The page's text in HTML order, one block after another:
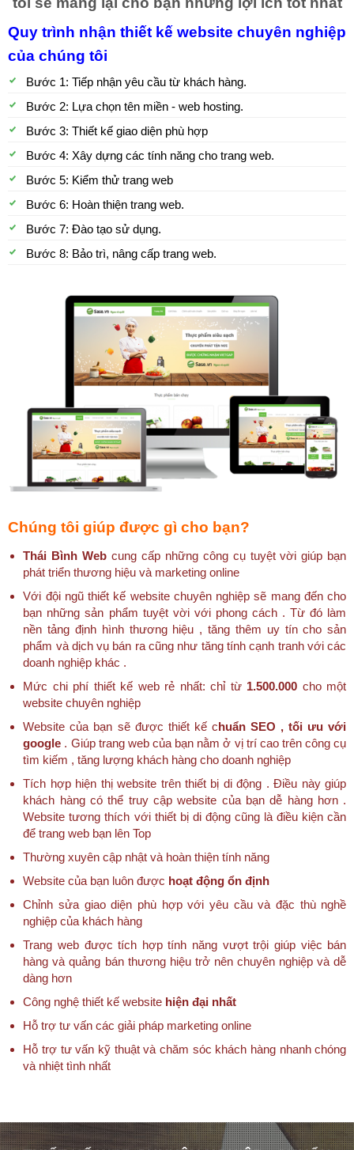
Quy trình nhận thiết kế website chuyên nghiệp
của chúng tôi
Bước 1: Tiếp nhận yêu cầu từ khách hàng.
Bước 2: Lựa chọn tên miền - web hosting.
Bước 3: Thiết kế giao diện phù hợp
Bước 4: Xây dựng các tính năng cho trang web.
Bước 5: Kiểm thử trang web
Bước 6: Hoàn thiện trang web.
Bước 7: Đào tạo sử dụng.
Bước 8: Bảo trì, nâng cấp trang web.
Chúng tôi giúp được gì cho bạn?
Thái Bình Web cung cấp những công cụ tuyệt vời giúp bạn
phát triển thương hiệu và marketing online
Với đội ngũ thiết kế website chuyên nghiệp sẽ mang đến cho
bạn những sản phẩm tuyệt vời với phong cách . Từ đó làm
nền tảng định hình thương hiệu , tăng thêm uy tín cho sản
phẩm và dịch vụ bán ra cũng như tăng tính cạnh tranh với các
doanh nghiệp khác .
Mức chi phí thiết kế web rẻ nhất: chỉ từ 1.500.000 cho một
website chuyên nghiệp
Website của bạn sẽ được thiết kế chuẩn SEO , tối ưu với
google . Giúp trang web của bạn nằm ở vị trí cao trên công cụ
tìm kiếm , tăng lượng khách hàng cho doanh nghiệp
Tích hợp hiện thị website trên thiết bị di động . Điều này giúp
khách hàng có thể truy cập website của bạn dễ hàng hơn .
Website tương thích với thiết bị di động cũng là điều kiện cần
để trang web bạn lên Top
Thường xuyên cập nhật và hoàn thiện tính năng
Website của bạn luôn được hoạt động ổn định
Chỉnh sửa giao diện phù hợp với yêu cầu và đặc thù nghề
nghiệp của khách hàng
Trang web được tích hợp tính năng vượt trội giúp việc bán
hàng và quảng bán thương hiệu trở nên chuyên nghiệp và dễ
dàng hơn
Công nghệ thiết kế website hiện đại nhất
Hỗ trợ tư vấn các giải pháp marketing online
Hỗ trợ tư vấn kỹ thuật và chăm sóc khách hàng nhanh chóng
và nhiệt tình nhất